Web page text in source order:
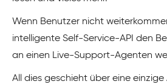
Wenn Benutzer nicht
intelligente Self-Service-API den
an einen Live-Support-Agenten
All dies geschieht über eine